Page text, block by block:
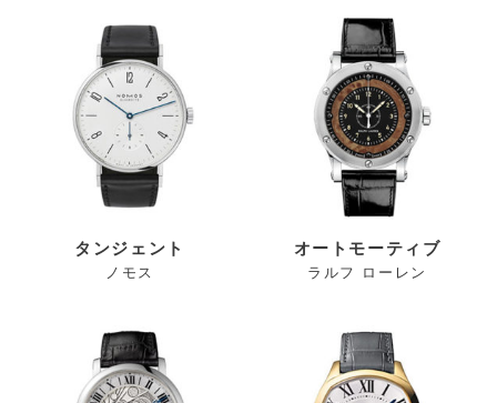
タンジェント
ノモス
オートモーティブ
ラルフ ローレン